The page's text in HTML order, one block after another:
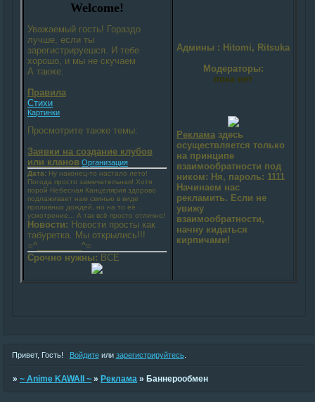
Welcome!
Уважаемый гость! Гораздо
лучше, если ты
зарегистрируешся. И тебе
хорошо, и мы не скучаем
А также:
Правила
Стихи
Картинки
Просмотрите также темы:
Заявки на создание клубов
или кланов Организация
Дата: Ну наконец-то настало лето!
Погода просто замечательная! Хотя
порой Небесная Канцелярия здорово
подлаживает нам свинью в виде
проливных дождей, но на то её
усмотрение... А так всё просто отлично!
Новости: Новости просты как
табуретка. Мы открылись!!!
=^_________^=
Срочно нужны: ВСЕ
Админы : Hitomi, Ritsuka
Модераторы:
пока нет
Реклама здесь
осуществляется только
на принципе
взаимообратности под
ником: Ня, пароль: 1111
Начинаем нас
рекламить. Если не
увижу
взаимообратности,
начну кидаться
кирпичами!
Привет, Гость! Войдитеили зарегистрируйтесь.
»~ Anime KAWAII ~ » Реклама » Баннерообмен